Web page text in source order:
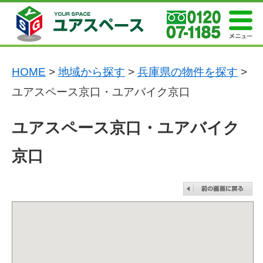
HOME > 地域から探す > 兵庫県の物件を探す >
ユアスペース京口・ユアバイク京口
ユアスペース京口・ユアバイク
京口